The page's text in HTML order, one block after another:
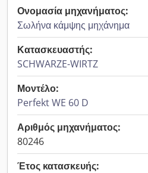
Ονομασία μηχανήματος:
Σωλήνα κάμψης μηχάνημα
Κατασκευαστής:
SCHWARZE-WIRTZ
Μοντέλο:
Perfekt WE 60 D
Αριθμός μηχανήματος:
80246
Έτος κατασκευής: